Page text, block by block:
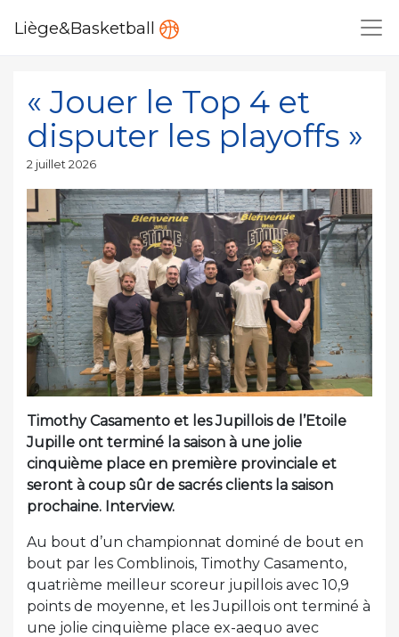
Liège&Basketball
« Jouer le Top 4 et
disputer les playoffs »
Publié
2 juillet 2026
Timothy Casamento et les Jupillois de l’Etoile
Jupille ont terminé la saison à une jolie
cinquième place en première provinciale et
seront à coup sûr de sacrés clients la saison
prochaine. Interview.
Au bout d’un championnat dominé de bout en
bout par les Comblinois, Timothy Casamento,
quatrième meilleur scoreur jupillois avec 10,9
points de moyenne, et les Jupillois ont terminé à
une jolie cinquième place ex-aequo avec